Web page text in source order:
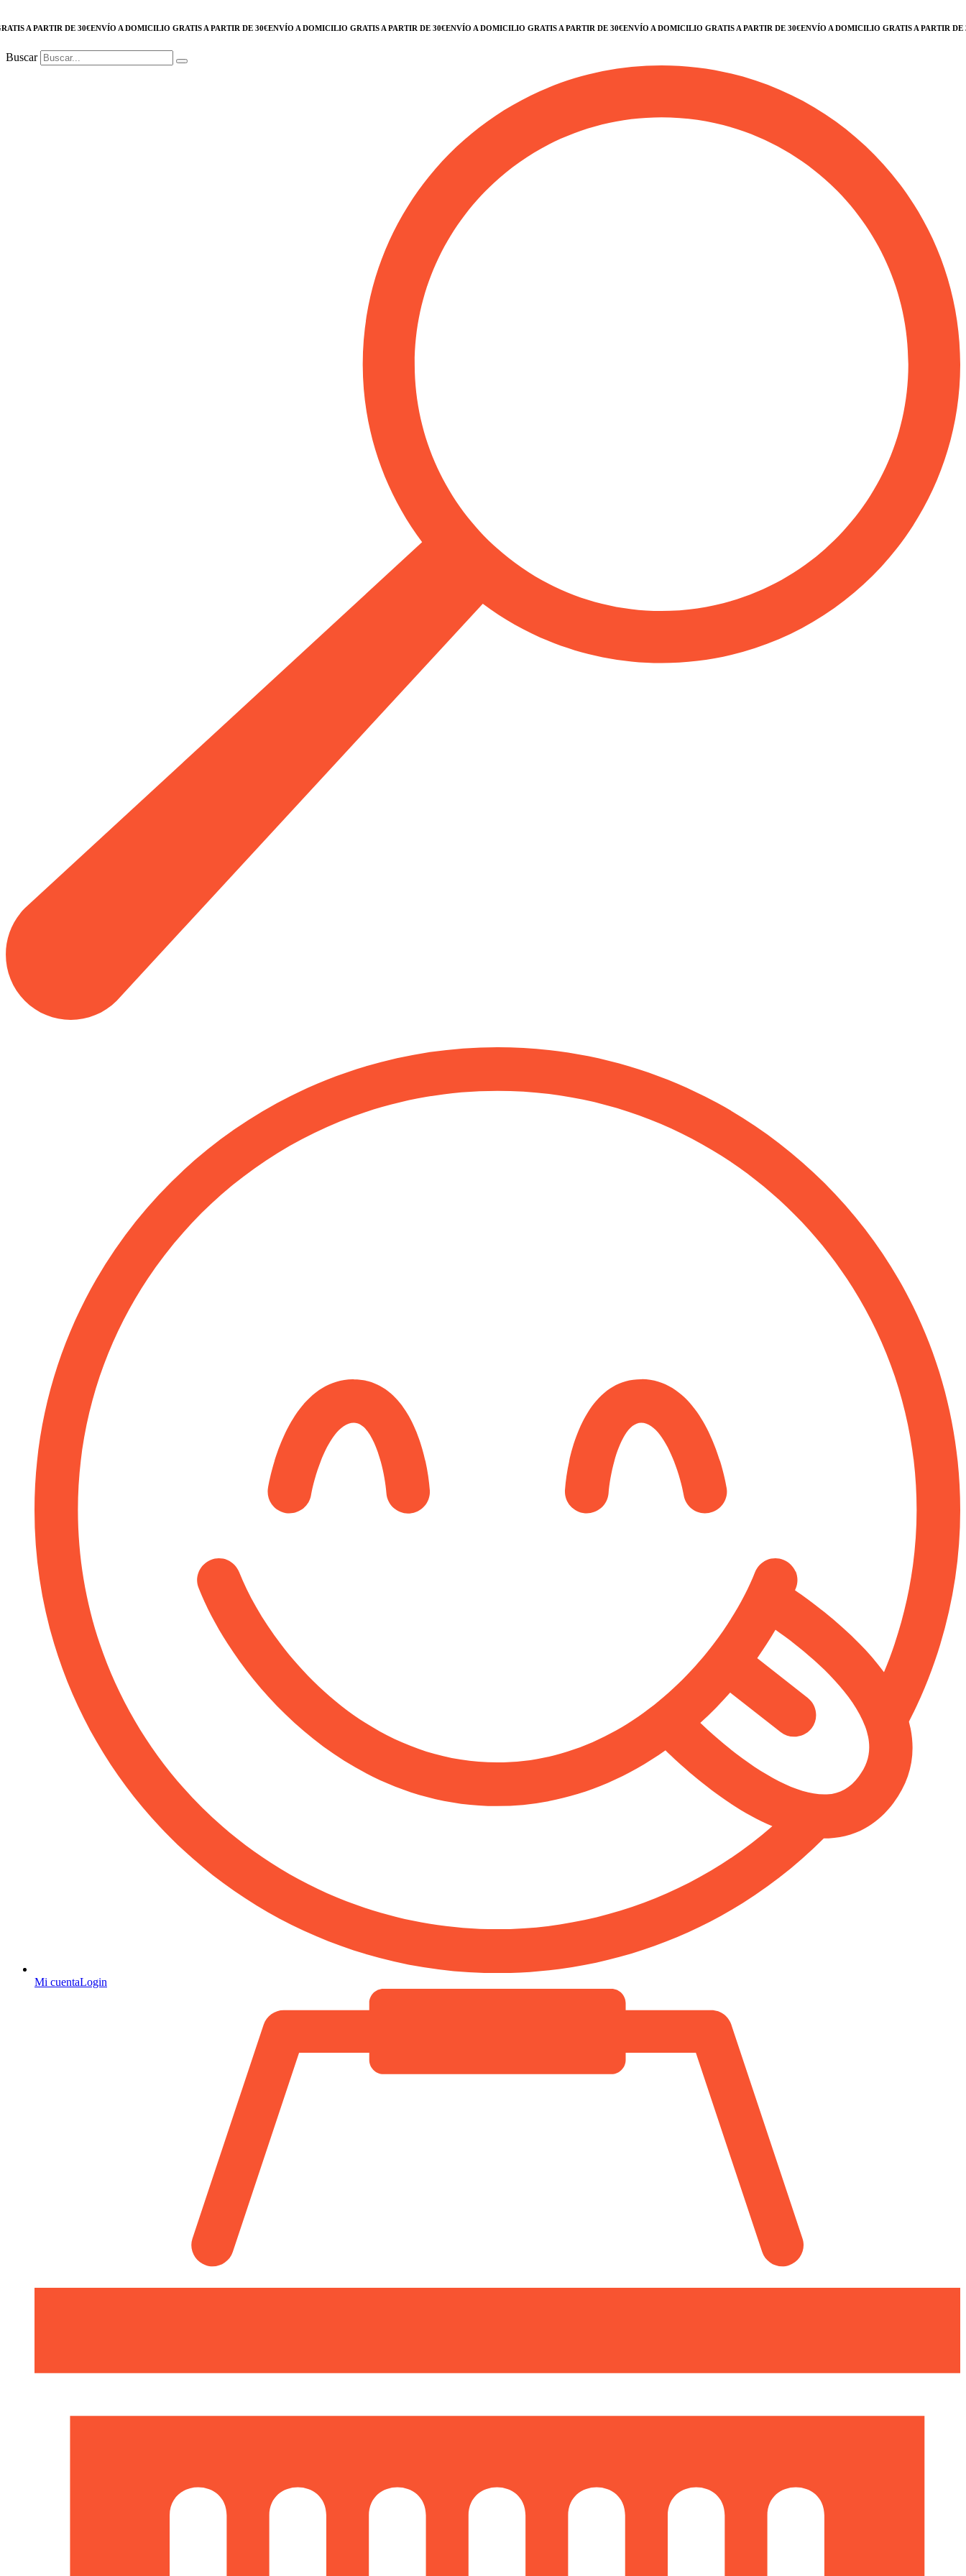
A PARTIR DE 30€ENVÍO A DOMICILIO GRATIS A PARTIR DE 30€ENVÍO A DOMICILIO GRATIS A PARTIR DE 30€ENVÍO A DOMICILIO GRATIS A PARTIR DE 30€ENVÍO A DOMICILIO GRATIS A PARTIR DE 30€ENVÍO A DOMICILIO GRATIS A PARTIR DE 30€
Buscar
Mi cuentaLogin